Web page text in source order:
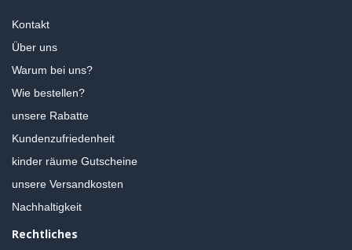
Kontakt
Über uns
Warum bei uns?
Wie bestellen?
unsere Rabatte
Kundenzufriedenheit
kinder räume Gutscheine
unsere Versandkosten
Nachhaltigkeit
Rechtliches